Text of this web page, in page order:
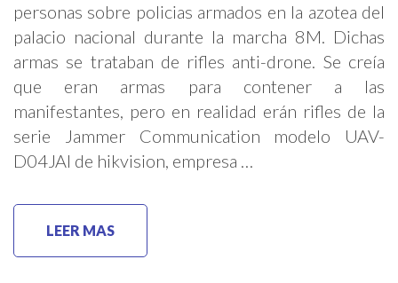
personas sobre policias armados en la azotea del
palacio nacional durante la marcha 8M. Dichas
armas se trataban de rifles anti-drone. Se creía
que eran armas para contener a las
manifestantes, pero en realidad erán rifles de la
serie Jammer Communication modelo UAV-
D04JAI de hikvision, empresa …
LEER MAS